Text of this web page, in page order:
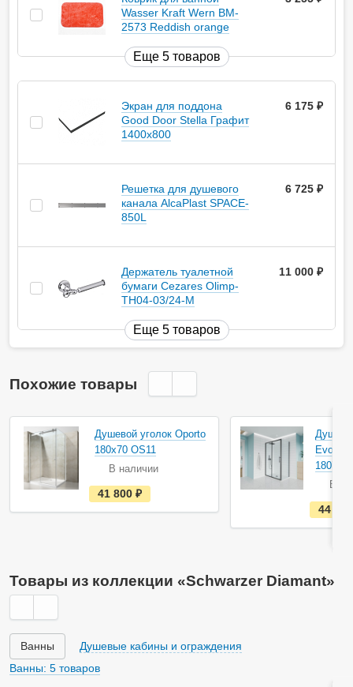
Wasser Kraft Wern BM-
2573 Reddish orange
Еще 5 товаров
Экран для поддона
Good Door Stella Графит
1400x800
6 175
Решетка для душевого
канала AlcaPlast SPACE-
850L
6 725
Держатель туалетной
бумаги Cezares Olimp-
TH04-03/24-M
11 000
Еще 5 товаров
Похожие товары
Душевой уголок Oporto
180х70 OS11
В наличии
е
с
т
и
ч
41 800
Evo
18070-
В
44
Товары из коллекции «Schwarzer Diamant»
Ванны
Душевые кабины и ограждения
Ванны: 5 товаров